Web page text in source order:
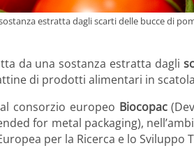
estratta dagli scarti delle bucce di
da una sostanza estratta dagli
di prodotti alimentari in
consorzio europeo Biocopac
for metal packaging),
per la Ricerca e lo Sviluppo